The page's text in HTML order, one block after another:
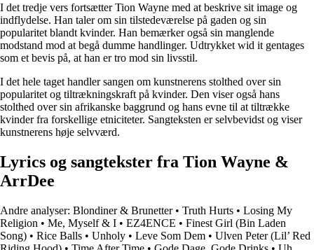
I det tredje vers fortsætter Tion Wayne med at beskrive sit image og
indflydelse. Han taler om sin tilstedeværelse på gaden og sin
popularitet blandt kvinder. Han bemærker også sin manglende
modstand mod at begå dumme handlinger. Udtrykket wid it gentages
som et bevis på, at han er tro mod sin livsstil.
I det hele taget handler sangen om kunstnerens stolthed over sin
popularitet og tiltrækningskraft på kvinder. Den viser også hans
stolthed over sin afrikanske baggrund og hans evne til at tiltrække
kvinder fra forskellige etniciteter. Sangteksten er selvbevidst og viser
kunstnerens høje selvværd.
Lyrics og sangtekster fra Tion Wayne &
ArrDee
Andre analyser: Blondiner & Brunetter• Truth Hurts • Losing My
Religion • Me, Myself & I • EZ4ENCE • Finest Girl (Bin Laden
Song) • Rice Balls • Unholy • Leve Som Dem • Ulven Peter (Lil’ Red